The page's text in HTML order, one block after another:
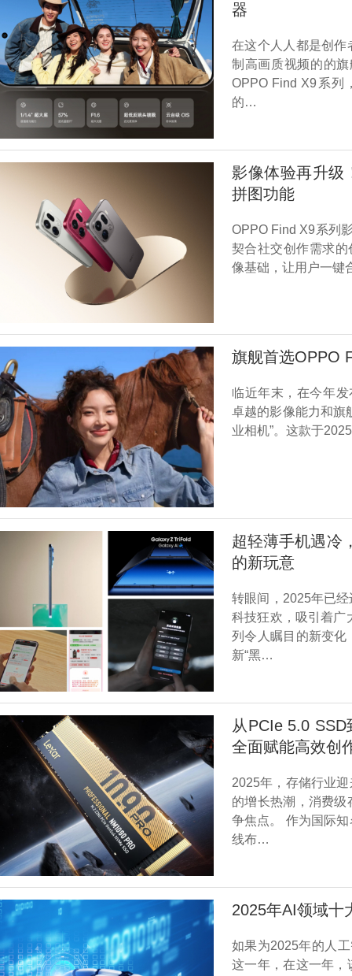
器
在这个人人都是创作
制高画质视频的的
OPPO Find X9系列
的…
影像体验再升级
拼图功能
OPPO Find X9系列
契合社交创作需求
像基础，让用户一键
旗舰首选OPPO
临近年末，在今年
卓越的影像能力和旗
业相机”。这款于
超轻薄手机遇冷
的新玩意
转眼间，2025年已
科技狂欢，吸引着广
列令人瞩目的新变化
新“黑…
从PCIe 5.0
全面赋能高效创
2025年，存储行业
的增长热潮，消费
争焦点。 作为国际
线布…
2025年AI领域十
如果为2025年的人
这一年，在这一年，